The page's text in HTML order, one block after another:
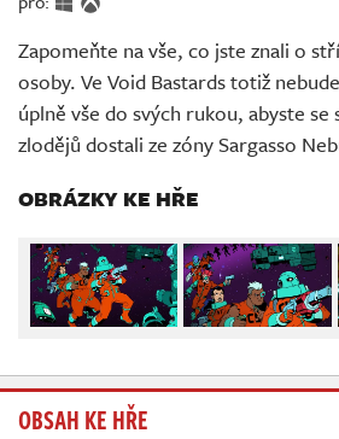
Redakce
Živě
Zapomeňte na vše, co jste znali o
osoby. Ve Void Bastards totiž
úplně vše do svých rukou, abyste se
zlodějů dostali ze zóny Sargasso
OBRÁZKY KE HŘE
OBSAH KE HŘE